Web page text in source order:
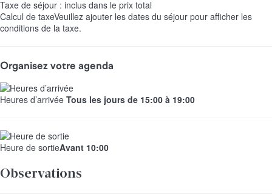
Taxe de séjour : inclus dans le prix total
Calcul de taxeVeuillez ajouter les dates du séjour pour afficher les
conditions de la taxe.
Organisez votre agenda
Heures d’arrivée Tous les jours de 15:00 à 19:00
Heure de sortieAvant 10:00
Observations